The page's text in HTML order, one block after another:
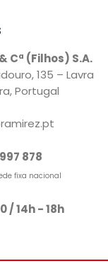
Cª (Filhos) S.A.
135 – Lavra
Portugal
878
fixa nacional
/ 14h - 18h